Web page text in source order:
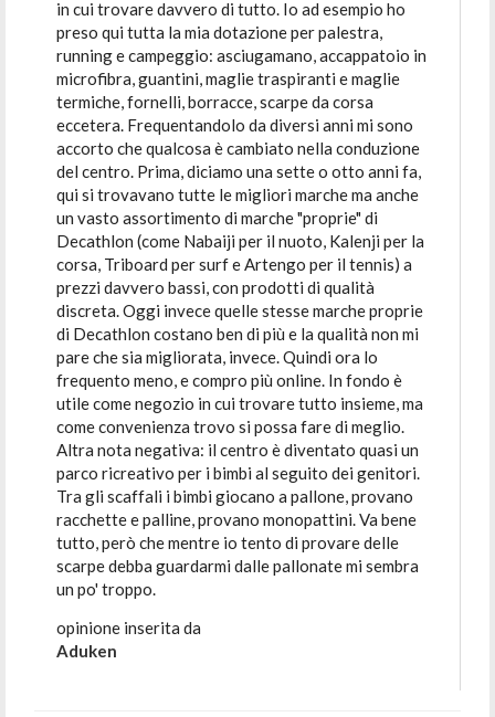
in cui trovare davvero di tutto. Io ad esempio ho
preso qui tutta la mia dotazione per palestra,
running e campeggio: asciugamano, accappatoio in
microfibra, guantini, maglie traspiranti e maglie
termiche, fornelli, borracce, scarpe da corsa
eccetera. Frequentandolo da diversi anni mi sono
accorto che qualcosa è cambiato nella conduzione
del centro. Prima, diciamo una sette o otto anni fa,
qui si trovavano tutte le migliori marche ma anche
un vasto assortimento di marche "proprie" di
Decathlon (come Nabaiji per il nuoto, Kalenji per la
corsa, Triboard per surf e Artengo per il tennis) a
prezzi davvero bassi, con prodotti di qualità
discreta. Oggi invece quelle stesse marche proprie
di Decathlon costano ben di più e la qualità non mi
pare che sia migliorata, invece. Quindi ora lo
frequento meno, e compro più online. In fondo è
utile come negozio in cui trovare tutto insieme, ma
come convenienza trovo si possa fare di meglio.
Altra nota negativa: il centro è diventato quasi un
parco ricreativo per i bimbi al seguito dei genitori.
Tra gli scaffali i bimbi giocano a pallone, provano
racchette e palline, provano monopattini. Va bene
tutto, però che mentre io tento di provare delle
scarpe debba guardarmi dalle pallonate mi sembra
un po' troppo.
opinione inserita da
Aduken